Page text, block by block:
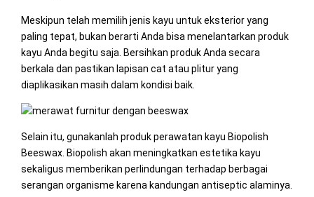
Meskipun telah memilih jenis kayu untuk eksterior yang
paling tepat, bukan berarti Anda bisa menelantarkan produk
kayu Anda begitu saja. Bersihkan produk Anda secara
berkala dan pastikan lapisan cat atau plitur yang
diaplikasikan masih dalam kondisi baik.
Selain itu, gunakanlah produk perawatan kayu Biopolish
Beeswax. Biopolish akan meningkatkan estetika kayu
sekaligus memberikan perlindungan terhadap berbagai
serangan organisme karena kandungan antiseptic alaminya.